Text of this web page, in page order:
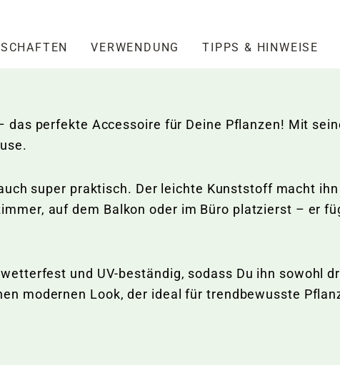
VERWENDUNG TIPPS & HINWEISE
das perfekte Accessoire für Deine Pflanzen! Mit
super praktisch. Der leichte Kunststoff macht
auf dem Balkon oder im Büro platzierst – er
und UV-beständig, sodass Du ihn sowohl
modernen Look, der ideal für trendbewusste